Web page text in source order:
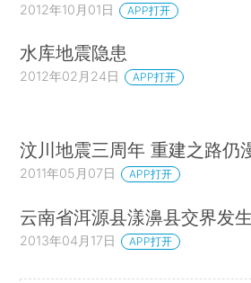
2012年10月01日 APP打开
水库地震隐患
2012年02月24日 APP打开
汶川地震三周年 重建之路仍
2011年05月07日 APP打开
云南省洱源县漾濞县交界发
2013年04月17日 APP打开